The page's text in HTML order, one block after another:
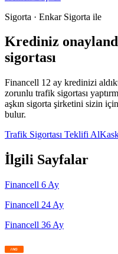
Sigorta · Enkar Sigorta ile
Krediniz
sigortası
Financell 12 ay kredinizi
zorunlu trafik sigortası
aşkın sigorta şirketini sizin
bulur.
Trafik Sigortası Teklifi Al
İlgili Sayfalar
Financell 6 Ay
Financell 24 Ay
Financell 36 Ay